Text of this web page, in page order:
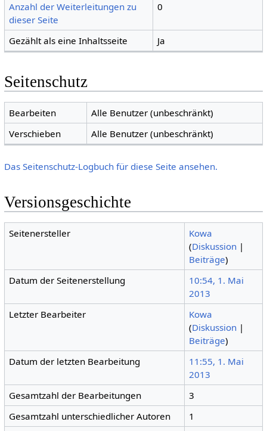
Anzahl der Weiterleitungen zu
dieser Seite
0
Gezählt als eine Inhaltsseite Ja
Seitenschutz
Bearbeiten
Alle Benutzer (unbeschränkt)
Verschieben
Alle Benutzer (unbeschränkt)
Das Seitenschutz-Logbuch für diese Seite ansehen.
Versionsgeschichte
Seitenersteller
Kowa
(Diskussion |
Beiträge)
Datum der Seitenerstellung
10:54, 1. Mai
2013
Letzter Bearbeiter
Kowa
(Diskussion |
Beiträge)
Datum der letzten Bearbeitung
11:55, 1. Mai
2013
Gesamtzahl der Bearbeitungen
3
Gesamtzahl unterschiedlicher Autoren
1